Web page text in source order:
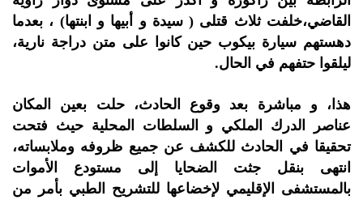
القاضي،خلفت ثلاث قتلى ( سيدة و أبيها و ابنتها) ، بعدما
دهستهم سيارة بيكوب حين كانوا على متن دراجة نارية،
ليلقوا حتفهم في الحال.
هذا، و مباشرة بعد وقوع الحادث، حلت بعين المكان
عناصر الدرك الملكي و السلطات المحلية حيث فتحت
تحقيقا في الحادث للكشف عن جميع ظروفه وملابساته،
انتهى بنقل جثت الضحايا إلى مستودع الأموات
بالمستشفى الإقليمي لإخضاعها للتشريح الطبي بأمر من